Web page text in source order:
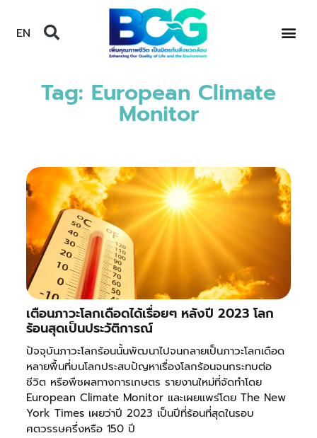
EN
Tag: European Climate
Monitor
เตือนภาวะโลกเดือดได้เรื่อยๆ หลังปี 2023 โลก
ร้อนสุดเป็นประวัติการณ์
ปัจจุบันภาวะโลกร้อนนั้นพัฒนาไปจนกลายเป็นภาวะโลกเดือด
หลายพื้นที่บนโลกประสบปัญหาเรื่องโลกร้อนจนกระทบต่อ
ชีวิต หรือพืชผลทางการเกษตร รายงานใหม่ที่จัดทำโดย
European Climate Monitor และเผยแพร่โดย The New
York Times เผยว่าปี 2023 เป็นปีที่ร้อนที่สุดในรอบ
ศตวรรษครึ่งหรือ 150 ปี